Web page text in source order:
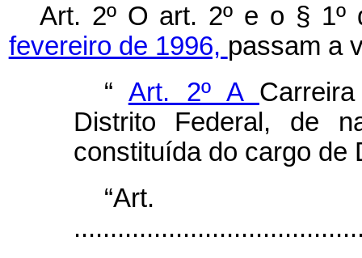
Art. 2º O art. 2º e o §
fevereiro de 1996, passam a
“ Art. 2º A
Distrito Federal, de
constituída do cargo de